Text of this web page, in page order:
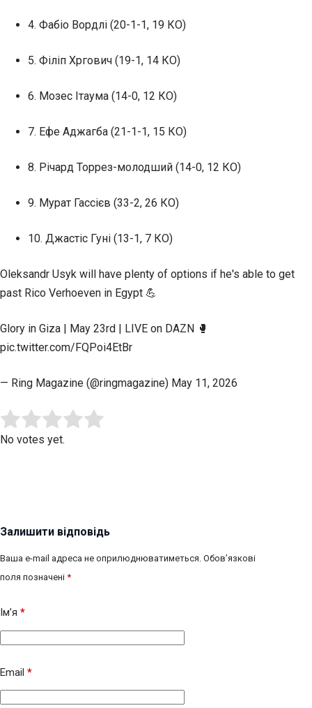
4. Фабіо Вордлі (20-1-1, 19 КО)
5. Філіп Хргович (19-1, 14 КО)
6. Мозес Ітаума (14-0, 12 КО)
7. Ефе Аджагба (21-1-1, 15 КО)
8. Річард Торрез-молодший (14-0, 12 КО)
9. Мурат Гассієв (33-2, 26 КО)
10. Джастіс Гуні (13-1, 7 КО)
Oleksandr Usyk will have plenty of options if he's able to get
past Rico Verhoeven in Egypt 💪
Glory in Giza | May 23rd | LIVE on DAZN 🥊
pic.twitter.com/FQPoi4EtBr
— Ring Magazine (@ringmagazine) May 11, 2026
Rate this item:
No votes yet.
Залишити відповідь
Ваша e-mail адреса не оприлюднюватиметься. Обов’язкові
поля позначені *
Ім’я *
Email *